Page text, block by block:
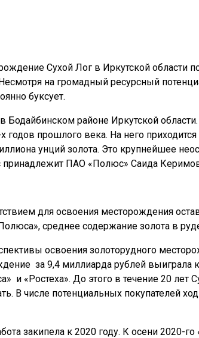
Сухой Лог в Иркутской области
на громадный ресурсный
буксует.
Бодайбинском районе Иркутской
годов прошлого века. На него
унций золота. Это крупнейшее
принадлежит ПАО «Полюс» Саида
для освоения месторождения
среднее содержание золота в
освоения золоторудного
за 9,4 миллиарда рублей выиграла
и «Ростеха». До этого в течение 20 лет
В числе потенциальных покупателей
закипела к 2020 году. К осени